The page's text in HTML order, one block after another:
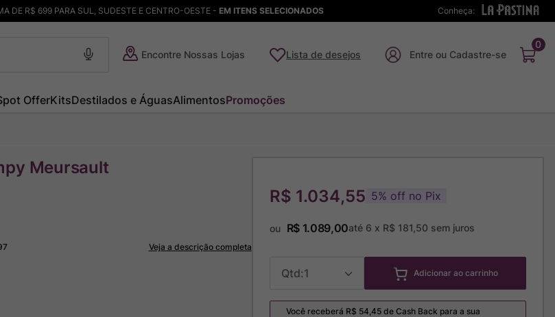
Conheça:
DE R$ 699 PARA SUL, SUDESTE E CENTRO-OESTE - EM ITENS SELECIONADOS
Encontre Nossas Lojas Lista de desejos
0
OfferKitsDestilados e ÁguasAlimentosPromoções
Meursault
Veja a descrição completa
R$ 1.034,55 5% off no Pix
ou R$ 1.089,00até 6 x R$ 181,50 sem juros
1 Adicionar ao carrinho
Você receberá R$ 54,45de Cash Back para a sua